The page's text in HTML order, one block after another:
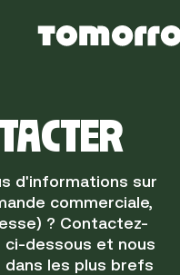
d'informations sur
commerciale,
? Contactez-
ci-dessous et nous
les plus brefs